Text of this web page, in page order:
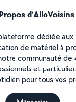
d’AlloVoisins
dédiée
de matériel à
communauté de
et
pour tous vos